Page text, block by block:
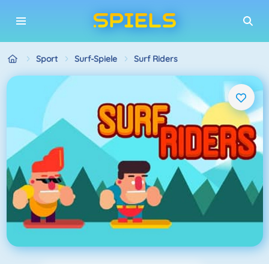
Sport Surf-Spiele Surf Riders